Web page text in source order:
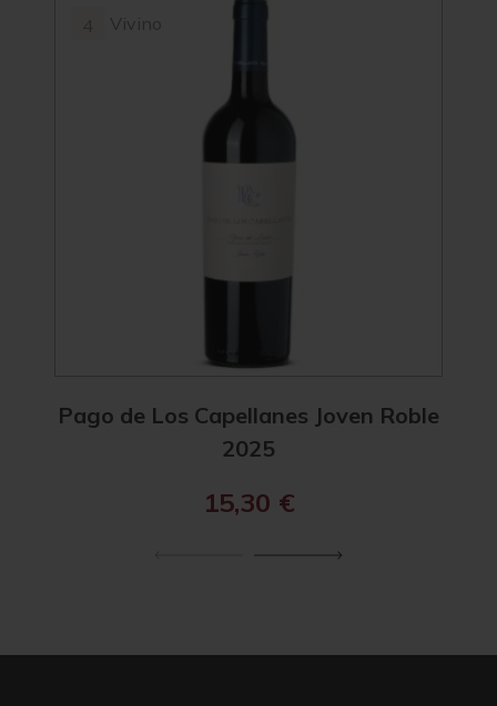
Vivino
Pago de Los Capellanes Joven Roble
2025
15,30 €